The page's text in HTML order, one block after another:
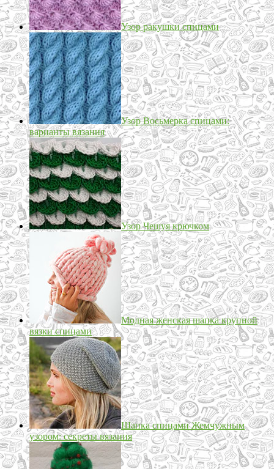
Узор ракушки спицами
Узор Восьмерка спицами:
варианты вязания
Узор Чешуя крючком
Модная женская шапка крупной
вязки спицами
Шапка спицами Жемчужным
узором: секреты вязания